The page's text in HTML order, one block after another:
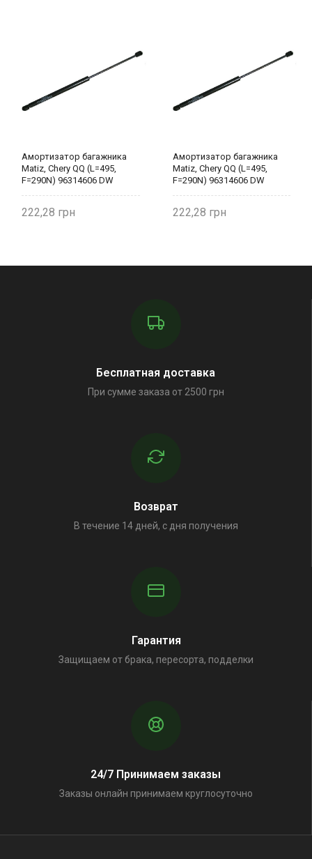
Амортизатор багажника
Matiz, Chery QQ (L=495,
F=290N) 96314606 DW
222,28
Амортизатор багажника
Matiz, Chery QQ (L=495,
F=290N) 96314606 DW
222,28
Бесплатная доставка
При сумме заказа от 2500 грн
Возврат
В течение 14 дней, с дня получения
Гарантия
Защищаем от брака, пересорта, подделки
24/7 Принимаем заказы
Заказы онлайн принимаем круглосуточно